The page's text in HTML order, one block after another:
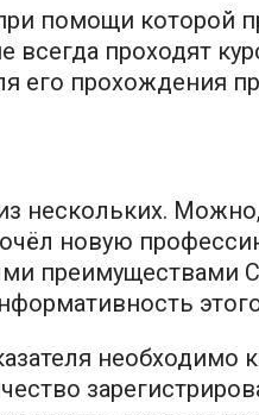
помощи которой
всегда проходят
его прохождения
нескольких.
новую
преимуществами
необходимо